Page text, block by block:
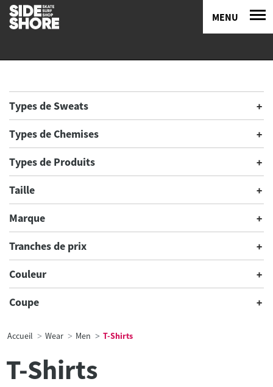
MENU
Types de Sweats
Types de Chemises
Types de Produits
Taille
Marque
Tranches de prix
Couleur
Coupe
Accueil Wear Men T-Shirts
T-Shirts